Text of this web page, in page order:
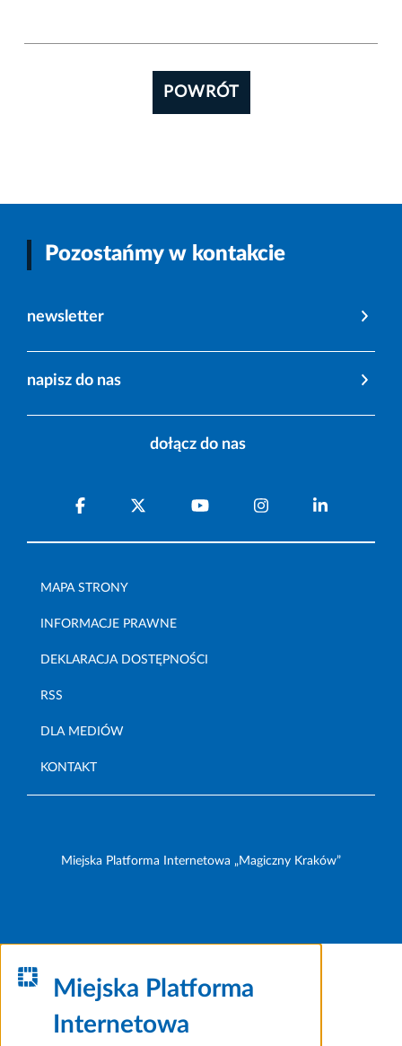
POWRÓT
Pozostańmy w kontakcie
newsletter
napisz do nas
dołącz do nas
MAPA STRONY
INFORMACJE PRAWNE
DEKLARACJA DOSTĘPNOŚCI
RSS
DLA MEDIÓW
KONTAKT
Miejska Platforma Internetowa „Magiczny Kraków”
Miejska Platforma
Internetowa